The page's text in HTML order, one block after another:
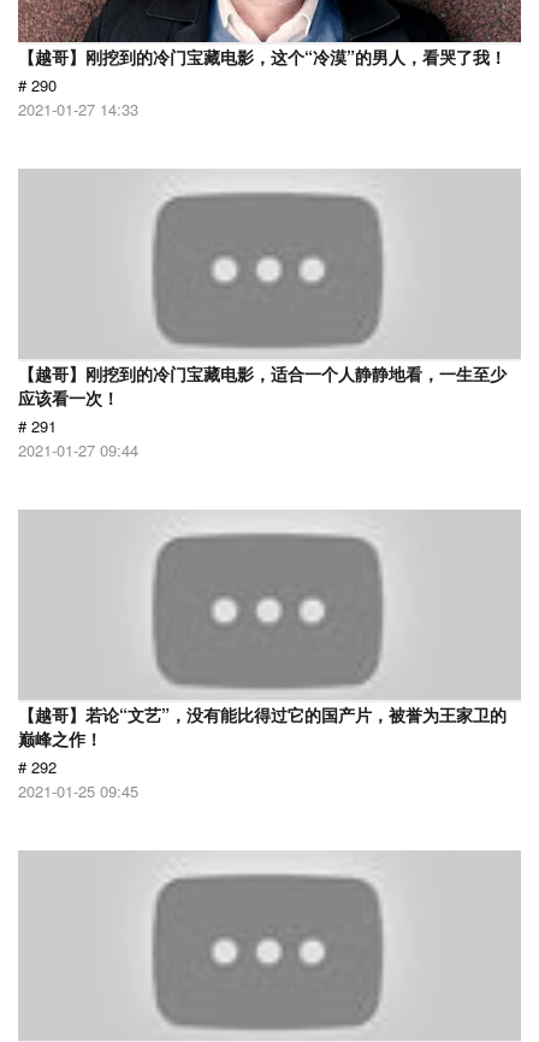
【越哥】刚挖到的冷门宝藏电影，这个“冷漠”的男人，看哭了我！
# 290
2021-01-27 14:33
【越哥】刚挖到的冷门宝藏电影，适合一个人静静地看，一生至少
应该看一次！
# 291
2021-01-27 09:44
【越哥】若论“文艺”，没有能比得过它的国产片，被誉为王家卫的
巅峰之作！
# 292
2021-01-25 09:45